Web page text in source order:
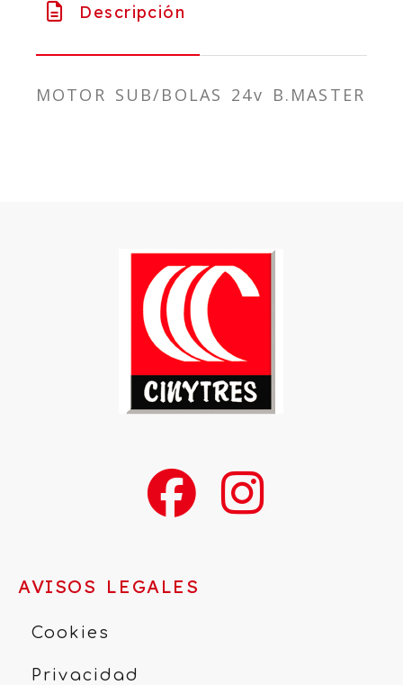
Descripción
MOTOR SUB/BOLAS 24v B.MASTER
AVISOS LEGALES
Cookies
Privacidad